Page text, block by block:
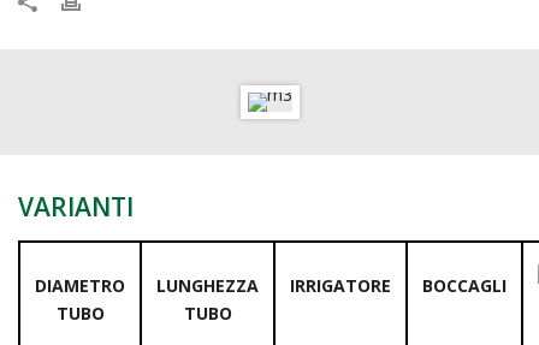
VARIANTI
DIAMETRO
TUBO
LUNGHEZZA
TUBO
IRRIGATORE BOCCAGLI